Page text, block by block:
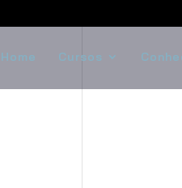
Home Cursos